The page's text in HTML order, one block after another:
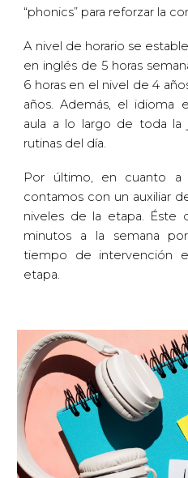
“phonics” para reforzar la
A nivel de horario se
en inglés de 5 horas
6 horas en el nivel de 4
años. Además, el idioma
aula a lo largo de toda la
rutinas del día.
Por último, en cuanto a
contamos con un auxiliar
niveles de la etapa. Éste
minutos a la semana
tiempo de intervención
etapa.